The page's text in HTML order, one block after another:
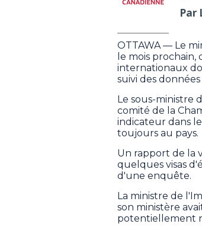
Par
OTTAWA — Le
le mois
internationaux
suivi des
Le sous-ministre
comité de la
indicateur dans
toujours au pays.
Un rapport de la
quelques visas
d'une enquête.
La ministre de
son ministère
potentiellement